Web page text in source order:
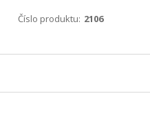
Číslo produktu: 2106